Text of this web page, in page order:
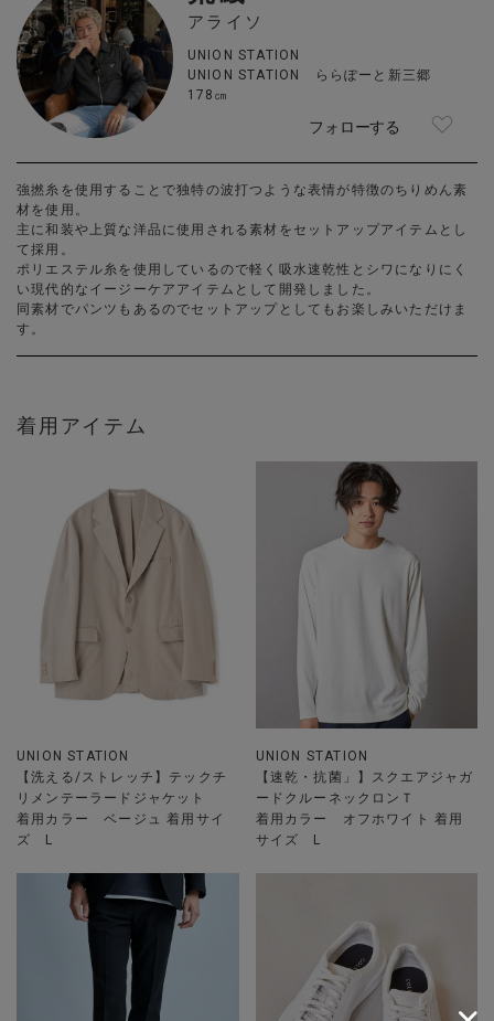
アライソ
UNION STATION
UNION STATION ららぽーと新三郷
178㎝
フォローする
強撚糸を使用することで独特の波打つような表情が特徴のちりめん素
材を使用。
主に和装や上質な洋品に使用される素材をセットアップアイテムとし
て採用。
ポリエステル糸を使用しているので軽く吸水速乾性とシワになりにく
い現代的なイージーケアアイテムとして開発しました。
同素材でパンツもあるのでセットアップとしてもお楽しみいただけま
す。
着用アイテム
UNION STATION
【洗える/ストレッチ】テックチ
リメンテーラードジャケット
着用カラー ベージュ 着用サイ
ズ L
UNION STATION
【速乾・抗菌」】スクエアジャガ
ードクルーネックロンＴ
着用カラー オフホワイト 着用
サイズ L